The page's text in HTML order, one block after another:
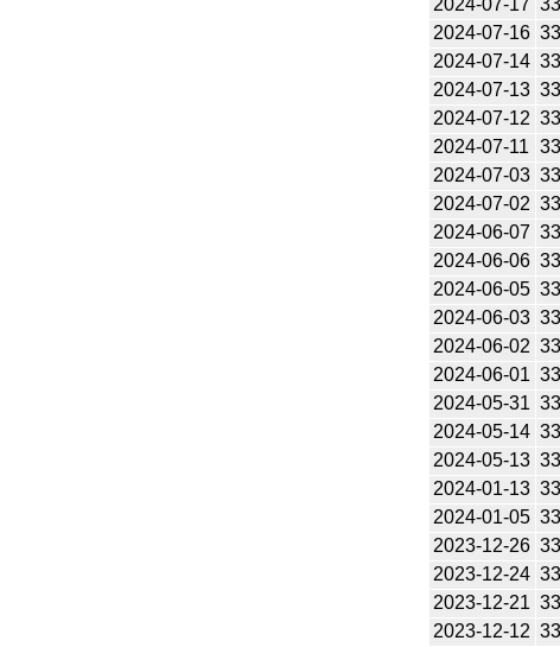
2024-07-16
2024-07-14
2024-07-13
2024-07-12
2024-07-11
2024-07-03
2024-07-02
2024-06-07
2024-06-06
2024-06-05
2024-06-03
2024-06-02
2024-06-01
2024-05-31
2024-05-14
2024-05-13
2024-01-13
2024-01-05
2023-12-26
2023-12-24
2023-12-21
2023-12-12